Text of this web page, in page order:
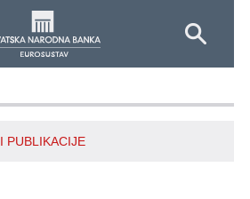
PUBLIKACIJE